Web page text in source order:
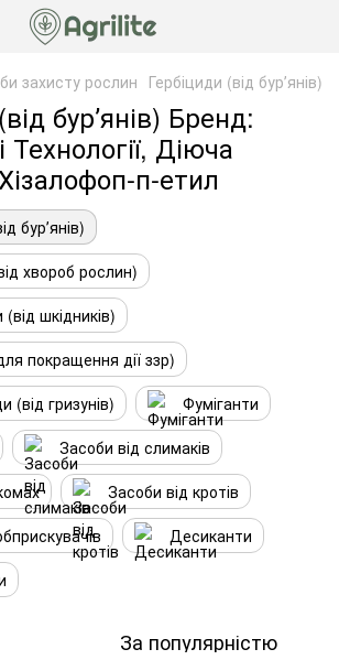
захисту рослин Гербіциди (від бурʼянів)
бурʼянів) Бренд:
Технології, Діюча
п-етил
бурʼянів)
хвороб рослин)
шкідників)
покращення дії ззр)
(від гризунів)
Фуміганти
Засоби від слимаків
Засоби від кротів
Десиканти
За популярністю